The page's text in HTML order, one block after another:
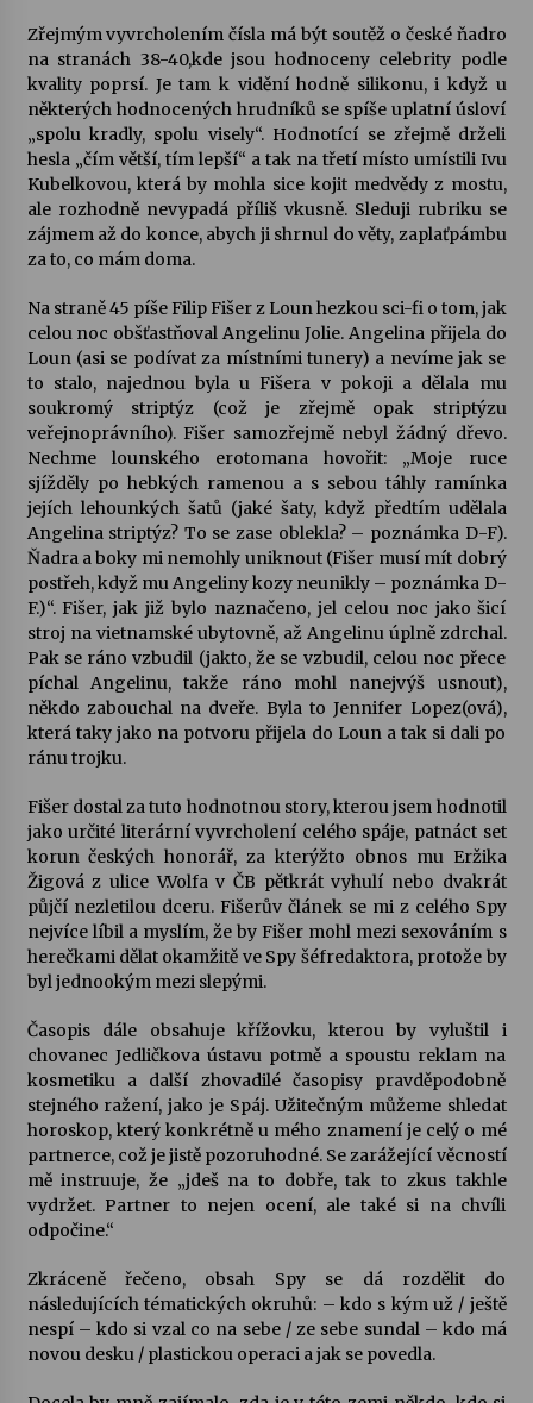
Zřejmým vyvrcholením čísla má být soutěž o české ňadro
na stranách 38-40,kde jsou hodnoceny celebrity podle
kvality poprsí. Je tam k vidění hodně silikonu, i když u
některých hodnocených hrudníků se spíše uplatní úsloví
„spolu kradly, spolu visely“. Hodnotící se zřejmě drželi
hesla „čím větší, tím lepší“ a tak na třetí místo umístili Ivu
Kubelkovou, která by mohla sice kojit medvědy z mostu,
ale rozhodně nevypadá příliš vkusně. Sleduji rubriku se
zájmem až do konce, abych ji shrnul do věty, zaplaťpámbu
za to, co mám doma.
Na straně 45 píše Filip Fišer z Loun hezkou sci-fi o tom, jak
celou noc obšťastňoval Angelinu Jolie. Angelina přijela do
Loun (asi se podívat za místními tunery) a nevíme jak se
to stalo, najednou byla u Fišera v pokoji a dělala mu
soukromý striptýz (což je zřejmě opak striptýzu
veřejnoprávního). Fišer samozřejmě nebyl žádný dřevo.
Nechme lounského erotomana hovořit: „Moje ruce
sjížděly po hebkých ramenou a s sebou táhly ramínka
jejích lehounkých šatů (jaké šaty, když předtím udělala
Angelina striptýz? To se zase oblekla? – poznámka D-F).
Ňadra a boky mi nemohly uniknout (Fišer musí mít dobrý
postřeh, když mu Angeliny kozy neunikly – poznámka D-
F.)“. Fišer, jak již bylo naznačeno, jel celou noc jako šicí
stroj na vietnamské ubytovně, až Angelinu úplně zdrchal.
Pak se ráno vzbudil (jakto, že se vzbudil, celou noc přece
píchal Angelinu, takže ráno mohl nanejvýš usnout),
někdo zabouchal na dveře. Byla to Jennifer Lopez(ová),
která taky jako na potvoru přijela do Loun a tak si dali po
ránu trojku.
Fišer dostal za tuto hodnotnou story, kterou jsem hodnotil
jako určité literární vyvrcholení celého spáje, patnáct set
korun českých honorář, za kterýžto obnos mu Eržika
Žigová z ulice V.Volfa v ČB pětkrát vyhulí nebo dvakrát
půjčí nezletilou dceru. Fišerův článek se mi z celého Spy
nejvíce líbil a myslím, že by Fišer mohl mezi sexováním s
herečkami dělat okamžitě ve Spy šéfredaktora, protože by
byl jednookým mezi slepými.
Časopis dále obsahuje křížovku, kterou by vyluštil i
chovanec Jedličkova ústavu potmě a spoustu reklam na
kosmetiku a další zhovadilé časopisy pravděpodobně
stejného ražení, jako je Spáj. Užitečným můžeme shledat
horoskop, který konkrétně u mého znamení je celý o mé
partnerce, což je jistě pozoruhodné. Se zarážející věcností
mě instruuje, že „jdeš na to dobře, tak to zkus takhle
vydržet. Partner to nejen ocení, ale také si na chvíli
odpočine.“
Zkráceně řečeno, obsah Spy se dá rozdělit do
následujících tématických okruhů: – kdo s kým už / ještě
nespí – kdo si vzal co na sebe / ze sebe sundal – kdo má
novou desku / plastickou operaci a jak se povedla.